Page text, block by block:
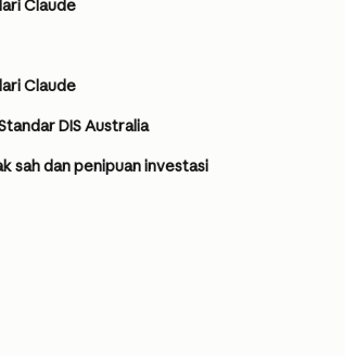
Claude
Claude
DIS Australia
sah dan penipuan investasi